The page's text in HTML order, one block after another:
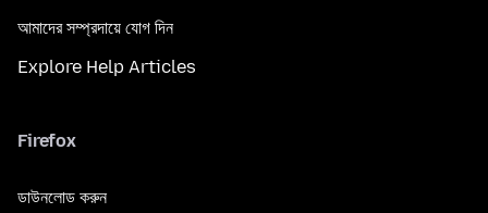
আমাদের সম্প্রদায়ে যোগ দিন
Explore Help Articles
Firefox
ডাউনলোড করুন